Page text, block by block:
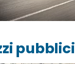
pubblici